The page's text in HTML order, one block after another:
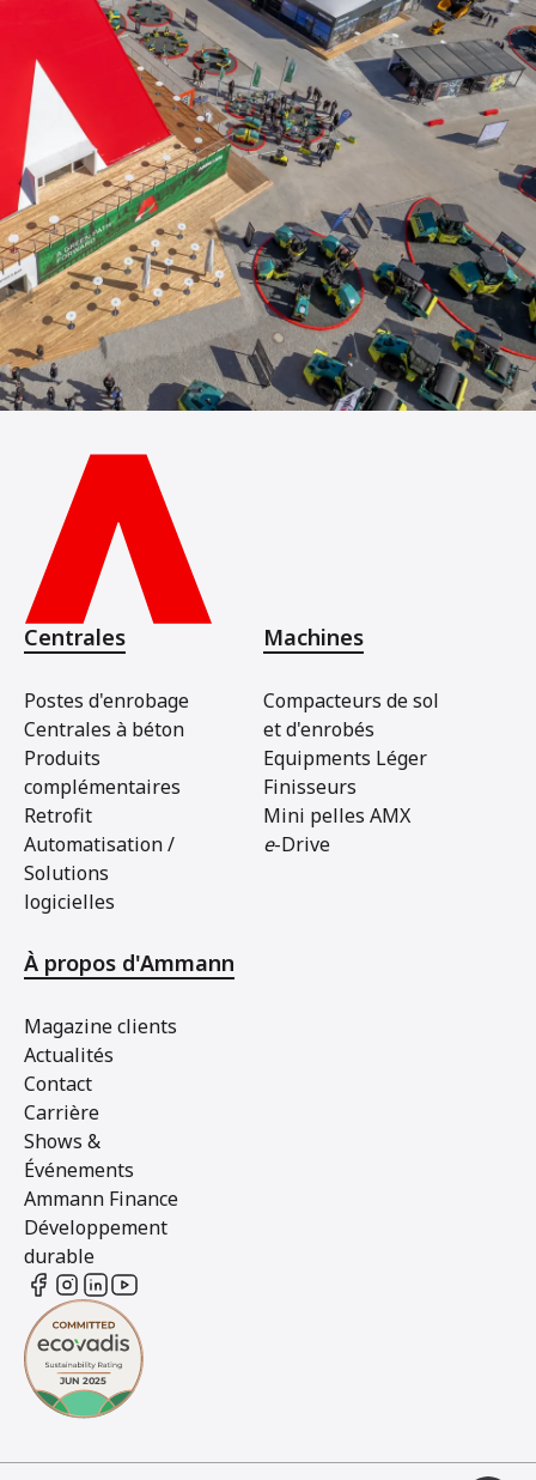
Centrales
Postes d'enrobage
Centrales à béton
Produits
complémentaires
Retrofit
Automatisation /
Solutions
logicielles
Machines
Compacteurs de sol
et d'enrobés
Equipments Léger
Finisseurs
Mini pelles AMX
e-Drive
À propos d'Ammann
Magazine clients
Actualités
Contact
Carrière
Shows &
Événements
Ammann Finance
Développement
durable